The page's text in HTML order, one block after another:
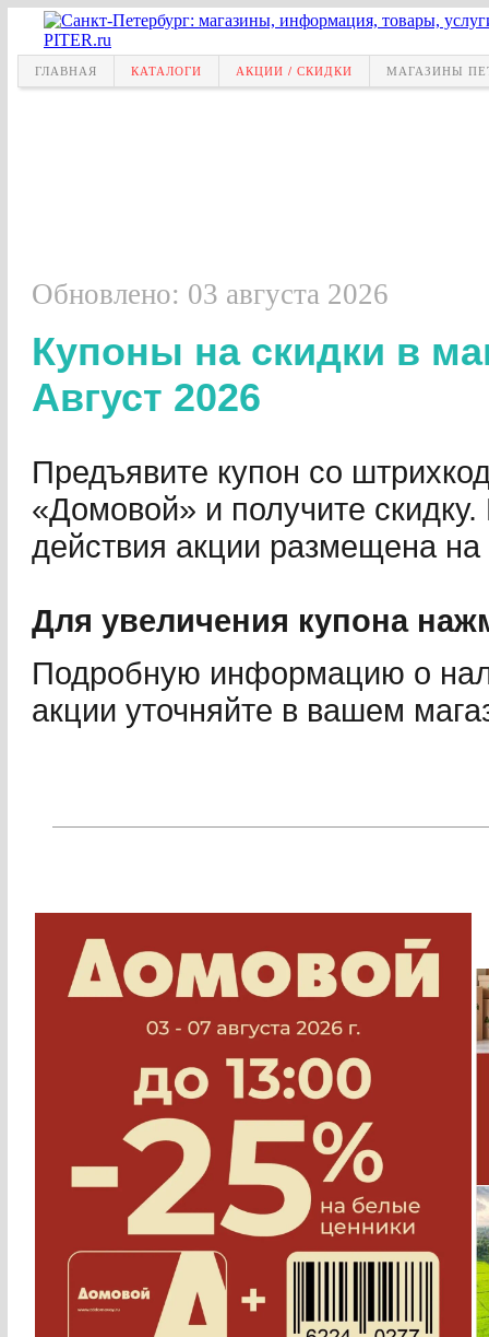
ГЛАВНАЯ КАТАЛОГИ АКЦИИ / СКИДКИ МАГАЗИНЫ
Обновлено: 03 августа 2026
Купоны на скидки в
Август 2026
Предъявите купон со
«Домовой» и получите
действия акции размещена на
Для увеличения купона
Подробную информацию о
акции уточняйте в вашем